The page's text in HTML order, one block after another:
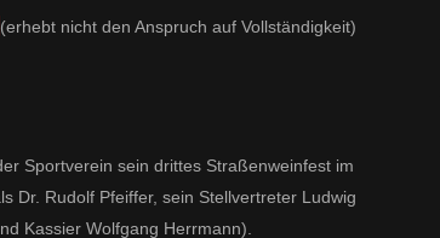
(erhebt nicht den Anspruch auf Vollständigkeit)
Sportverein sein drittes Straßenweinfest im
Dr. Rudolf Pfeiffer, sein Stellvertreter Ludwig
Kassier Wolfgang Herrmann).